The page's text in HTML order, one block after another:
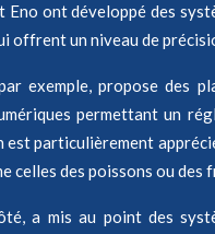
Eno ont développé des
offrent un niveau de
exemple, propose des
permettant un
est particulièrement
celles des poissons ou des
a mis au point des